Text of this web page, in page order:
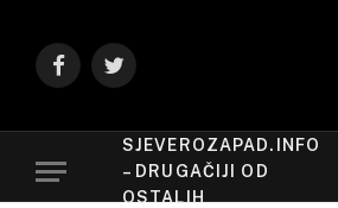
FacebookTwitter
SJEVEROZAPAD.INFO
– DRUGAČIJI OD
OSTALIH